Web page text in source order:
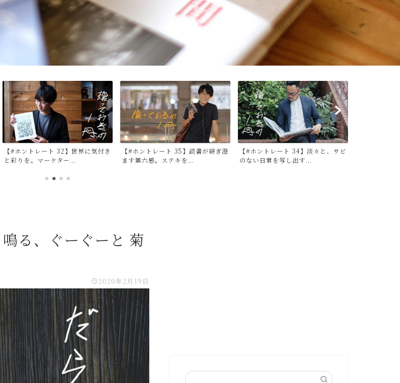
【#ホントレート 35】読書が研ぎ澄
ます第六感。ステキを...
【#ホントレート 34】淡々と、サビ
のない日常を写し出す...
【#ホントレート 33】失われゆくも
のに愛を。和菓子女子...
る、ぐーぐーと 菊
2020年2月19日